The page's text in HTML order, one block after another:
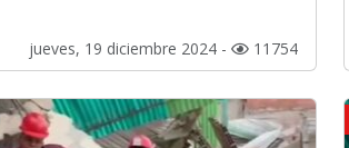
jueves, 19 diciembre 2024 - 11754